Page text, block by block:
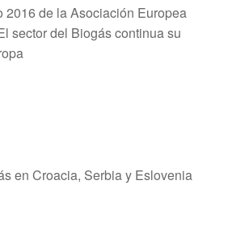
2016 de la Asociación Europea
sector del Biogás continua su
en Croacia, Serbia y Eslovenia